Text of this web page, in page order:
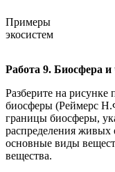
Примеры
экосистем
Работа 9. Биосфера и
Разберите на
биосферы (Реймерс
границы биосферы,
распределения живых
основные виды
вещества.